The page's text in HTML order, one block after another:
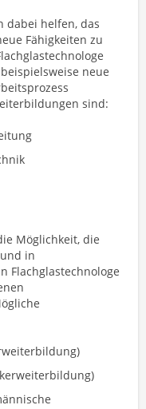
dabei helfen, das
Fähigkeiten zu
neue
sind:
Möglichkeit, die
in
Flachglastechnologe